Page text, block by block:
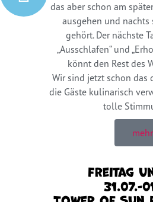
das aber schon am
ausgehen und nachts
gehört. Der nächste
„Ausschlafen“ und
könnt den Rest des
Wir sind jetzt schon
die Gäste kulinarisch
tolle
Freitag
31.07.-